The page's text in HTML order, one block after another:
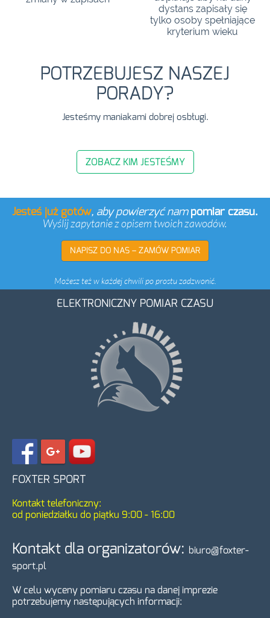
dystans zapisały się
tylko osoby spełniające
kryterium wieku
POTRZEBUJESZ NASZEJ
PORADY?
Jesteśmy maniakami dobrej osbługi.
ZOBACZ KIM JESTEŚMY
Jesteś już gotów, aby powierzyć nampomiar czasu.
Wyślij zapytanie z opisem twoich zawodów.
NAPISZ DO NAS – ZAMÓW POMIAR
Możesz też w każdej chwili po prostu zadzwonić.
ELEKTRONICZNY POMIAR CZASU
FOXTER SPORT
Kontakt telefoniczny:
od poniedziałku do piątku 9:00 - 16:00
Kontakt dla organizatorów: biuro@foxter-
sport.pl
W celu wyceny pomiaru czasu na danej imprezie
potrzebujemy następujących informacji: